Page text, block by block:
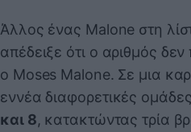
Άλλος ένας Malone στη
απέδειξε ότι ο αριθμός
ο Moses Malone. Σε μια
εννέα διαφορετικές
και 8, κατακτώντας τρία